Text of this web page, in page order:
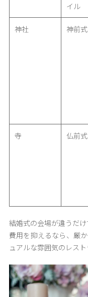
イル
神社 神前式
寺 仏前式
結婚式の会場が違うだ
費用を抑えるなら、厳
ュアルな雰囲気のレス